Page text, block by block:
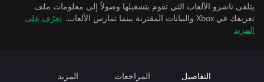
يتلقى ناشرو الألعاب التي تقوم بتشغيلها وصولاً إلى معلومات ملف
تعريفك في Xbox والبيانات المقترنة بينما تمارس الألعاب.
تعرّف على
المزيد
التفاصيل المراجعات المزيد